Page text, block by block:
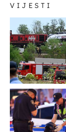
VIJESTI